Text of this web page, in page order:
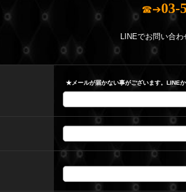
☎➔03-
LINEでお問い合わ
★メールが届かない事がございます。LINE